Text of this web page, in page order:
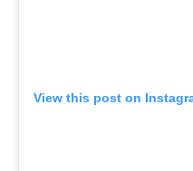
View this post on